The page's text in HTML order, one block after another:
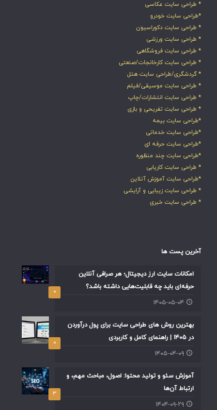
* طراحی سایت عکاسی
*طراحی سایت خودرو
* طراحی سایت دکوراسیون
* طراحی سایت ورزشی
* طراحی سایت فروشگاهی
* طراحی سایت کارخانجات/صنعتی
* گردشگری/طراحی سایت هتل
* طراحی سایت موسیقی/فیلم
* طراحی سایت انتشارات/چاپ
* طراحی سایت تفریحی و بازی
*طراحی سایت بیمه
*طراحی سایت خدماتی
*طراحی سایت حرفه ای
*طراحی سایت چند منظوره
* طراحی سایت کاریابی
*طراحی سایت آموزش آنلاین
* طراحی سایت زیبایی و آرایشی
* طراحی سایت خبری
آخرین پست ها
۰
امکانات سایت ارز دیجیتال؛ هر صرافی آنلاین
حرفه‌ای باید چه قابلیت‌هایی داشته باشد؟
۱۴۰۵-۰۵-۰۴
۰
بهترین روش های طراحی سایت برای پول درآوردن
در ۱۴۰۵ | راهنمای کامل و کاربردی
۱۴۰۵-۰۴-۰۹
۳
آموزش سئو و تولید محتوا: اصول، مباحث مهم، و
ارتباط آن‌ها
۱۴۰۴-۰۹-۲۹